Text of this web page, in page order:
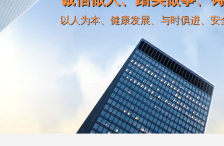
以人为本、健康发展、与时俱进、